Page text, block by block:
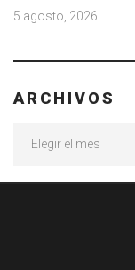
5 agosto, 2026
ARCHIVOS